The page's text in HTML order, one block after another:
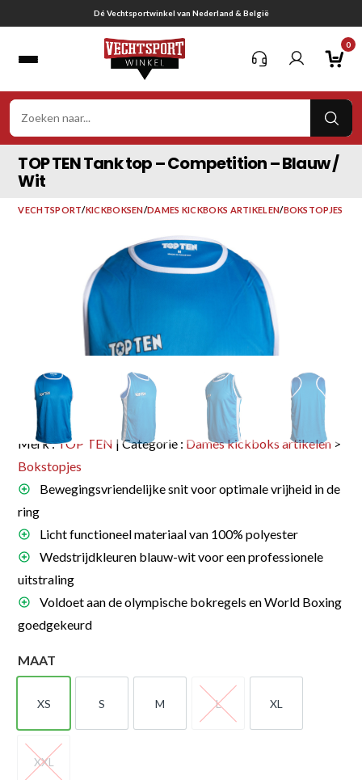
naar
Dé Vechtsportwinkel van Nederland & België
0
TOP TEN Tank top – Competition – Blauw /
Wit
VECHTSPORT/KICKBOKSEN/DAMES KICKBOKS ARTIKELEN/BOKSTOPJES
Merk :TOP TEN | Categorie : Dames kickboks artikelen >
Bokstopjes
Bewegingsvriendelijke snit voor optimale vrijheid in de
ring
Licht functioneel materiaal van 100% polyester
Wedstrijdkleuren blauw-wit voor een professionele
uitstraling
Voldoet aan de olympische bokregels en World Boxing
goedgekeurd
MAAT
XS
XS
S
S
M
M
L
L
XL
XL
XXL
XXL